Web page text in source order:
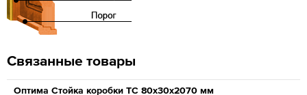
Связанные товары
Оптима Стойка коробки ТС 80х30х2070 мм